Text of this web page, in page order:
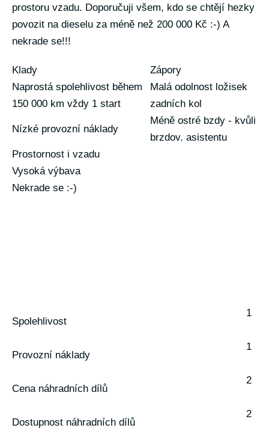
prostoru vzadu. Doporučuji všem, kdo se chtějí hezky
povozit na dieselu za méně než 200 000 Kč :-) A
nekrade se!!!
Klady
Zápory
Naprostá spolehlivost během
150 000 km vždy 1 start
Malá odolnost ložisek
zadních kol
Nízké provozní náklady
Méně ostré bzdy - kvůli
brzdov. asistentu
Prostornost i vzadu
Vysoká výbava
Nekrade se :-)
Spolehlivost
1
Provozní náklady
1
Cena náhradních dílů
2
Dostupnost náhradních dílů
2